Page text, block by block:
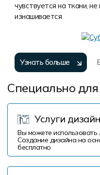
чувствуется на ткани,
изнашивается
Узнать больше
Специально для
Услуги
Вы можете использовать
Создание дизайна на
бесплатно